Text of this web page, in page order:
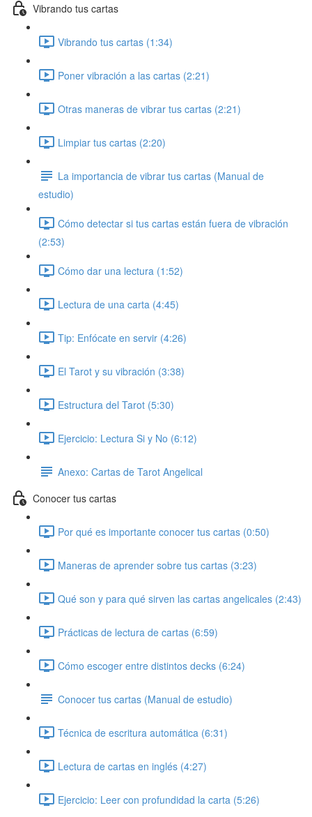
Vibrando tus cartas
Vibrando tus cartas (1:34)
Poner vibración a las cartas (2:21)
Otras maneras de vibrar tus cartas (2:21)
Limpiar tus cartas (2:20)
La importancia de vibrar tus cartas (Manual de
estudio)
Cómo detectar si tus cartas están fuera de vibración
(2:53)
Cómo dar una lectura (1:52)
Lectura de una carta (4:45)
Tip: Enfócate en servir (4:26)
El Tarot y su vibración (3:38)
Estructura del Tarot (5:30)
Ejercicio: Lectura Si y No (6:12)
Anexo: Cartas de Tarot Angelical
Conocer tus cartas
Por qué es importante conocer tus cartas (0:50)
Maneras de aprender sobre tus cartas (3:23)
Qué son y para qué sirven las cartas angelicales (2:43)
Prácticas de lectura de cartas (6:59)
Cómo escoger entre distintos decks (6:24)
Conocer tus cartas (Manual de estudio)
Técnica de escritura automática (6:31)
Lectura de cartas en inglés (4:27)
Ejercicio: Leer con profundidad la carta (5:26)